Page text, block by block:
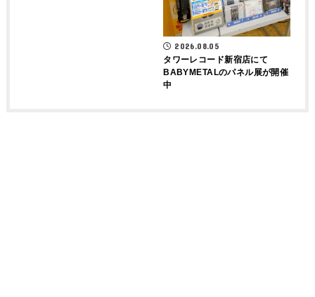
2026.08.05
タワーレコード新宿店にて
BABYMETALのパネル展が開催
中